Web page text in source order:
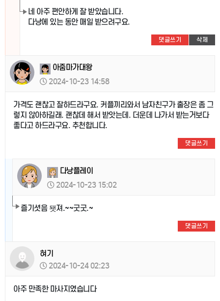
네 아주 편안하게 잘 받았습니다.
다낭에 있는 동안 매일 받으려구요.
댓글쓰기 삭제
아줌마가대왕
2024-10-23 14:58
가격도 괜찮고 잘하드라구요. 커플끼리와서 남자친구가 출장은 좀 그
렇지 않아하길래. 괜찮데 해서 받앗는데. 더운데 나가서 받는거보다
좋다고 하드라구요. 추천합니다.
댓글쓰기
다낭플레이
2024-10-23 15:02
즐기셧음 됏져.~~굿굿.~
댓글쓰기
혀기
2024-10-24 02:23
아주 만족한 마사지였습니다